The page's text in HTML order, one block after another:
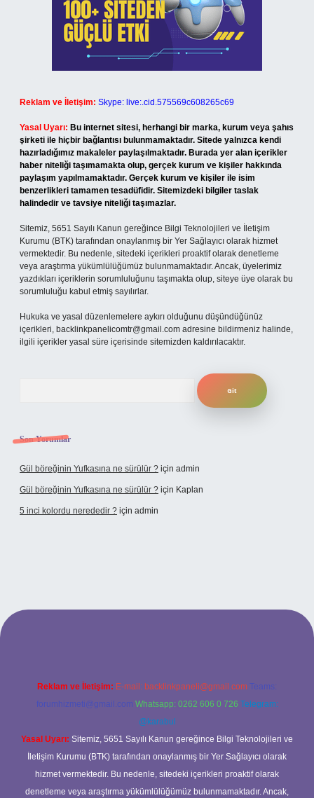
Reklam ve İletişim: Skype: live:.cid.575569c608265c69
Yasal Uyarı: Bu internet sitesi, herhangi bir marka, kurum veya şahıs
şirketi ile hiçbir bağlantısı bulunmamaktadır. Sitede yalnızca kendi
hazırladığımız makaleler paylaşılmaktadır. Burada yer alan içerikler
haber niteliği taşımamakta olup, gerçek kurum ve kişiler hakkında
paylaşım yapılmamaktadır. Gerçek kurum ve kişiler ile isim
benzerlikleri tamamen tesadüfidir. Sitemizdeki bilgiler taslak
halindedir ve tavsiye niteliği taşımazlar.
Sitemiz, 5651 Sayılı Kanun gereğince Bilgi Teknolojileri ve İletişim
Kurumu (BTK) tarafından onaylanmış bir Yer Sağlayıcı olarak hizmet
vermektedir. Bu nedenle, sitedeki içerikleri proaktif olarak denetleme
veya araştırma yükümlülüğümüz bulunmamaktadır. Ancak, üyelerimiz
yazdıkları içeriklerin sorumluluğunu taşımakta olup, siteye üye olarak bu
sorumluluğu kabul etmiş sayılırlar.
Hukuka ve yasal düzenlemelere aykırı olduğunu düşündüğünüz
içerikleri, backlinkpanelicomtr@gmail.com adresine bildirmeniz halinde,
ilgili içerikler yasal süre içerisinde sitemizden kaldırılacaktır.
Son Yorumlar
Gül böreğinin Yufkasına ne sürülür ? için admin
Gül böreğinin Yufkasına ne sürülür ? için Kaplan
5 inci kolordu nerededir ? için admin
www.tulipbet.online/
Reklam ve İletişim: E-mail: backlinkpaneli@gmail.com Teams:
forumhizmeti@gmail.com Whatsapp: 0262 606 0 726 Telegram:
@karabul
Yasal Uyarı: Sitemiz, 5651 Sayılı Kanun gereğince Bilgi Teknolojileri ve
İletişim Kurumu (BTK) tarafından onaylanmış bir Yer Sağlayıcı olarak
hizmet vermektedir. Bu nedenle, sitedeki içerikleri proaktif olarak
denetleme veya araştırma yükümlülüğümüz bulunmamaktadır. Ancak,